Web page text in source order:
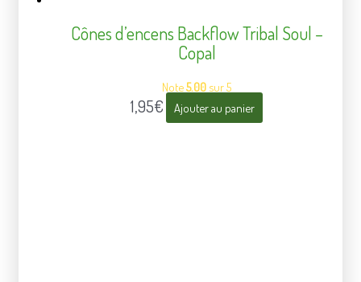
Cônes d’encens Backflow Tribal Soul –
Copal
Note5.00 sur 5
1,95€ Ajouter au panier